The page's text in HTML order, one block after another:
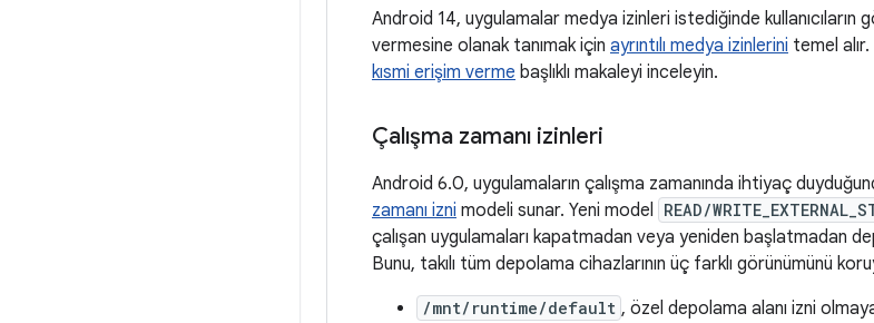
Android 14, uygulamalar medya izinleri istediğinde kullanıcıların
vermesine olanak tanımak için ayrıntılı medya izinlerini temel
kısmi erişim verme başlıklı makaleyi inceleyin.
Çalışma zamanı izinleri
Android 6.0, uygulamaların çalışma zamanında ihtiyaç
zamanı izni modeli sunar. Yeni model READ/
çalışan uygulamaları kapatmadan veya yeniden başlatmadan
Bunu, takılı tüm depolama cihazlarının üç farklı görünümünü
/mnt/runtime/default , özel depolama alanı izni